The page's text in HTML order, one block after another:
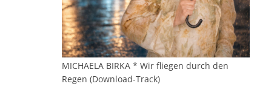
MICHAELA BIRKA * Wir fliegen durch den
Regen (Download-Track)